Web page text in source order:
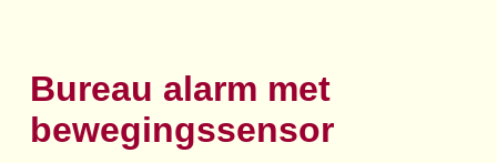
Bureau alarm met
bewegingssensor